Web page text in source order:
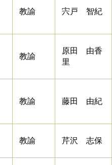
教諭 宍戸 智紀
教諭
原田 由香
里
教諭 藤田 由紀
教諭 芹沢 志保